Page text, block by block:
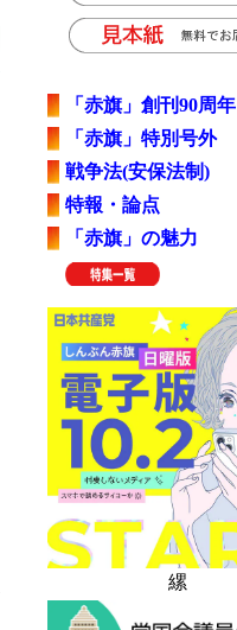
「赤旗」創刊90周年
「赤旗」特別号外
戦争法(安保法制)
特報・論点
「赤旗」の魅力
縲